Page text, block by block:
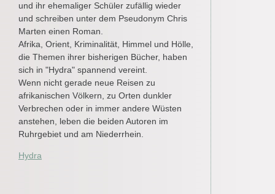
und ihr ehemaliger Schüler zufällig wieder
und schreiben unter dem Pseudonym Chris
Marten einen Roman.
Afrika, Orient, Kriminalität, Himmel und Hölle,
die Themen ihrer bisherigen Bücher, haben
sich in "Hydra" spannend vereint.
Wenn nicht gerade neue Reisen zu
afrikanischen Völkern, zu Orten dunkler
Verbrechen oder in immer andere Wüsten
anstehen, leben die beiden Autoren im
Ruhrgebiet und am Niederrhein.
Hydra